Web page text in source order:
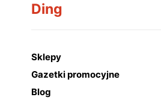
Ding
Sklepy
Gazetki promocyjne
Blog